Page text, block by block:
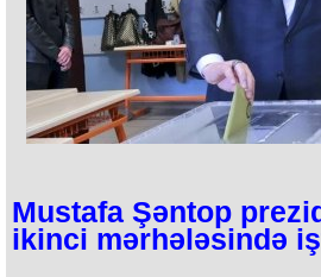
Mustafa Şəntop
ikinci mərhələsində